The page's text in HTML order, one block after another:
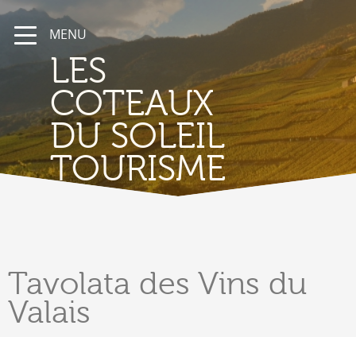
MENU
LES
COTEAUX
DU SOLEIL
TOURISME
Tavolata des Vins du
Valais